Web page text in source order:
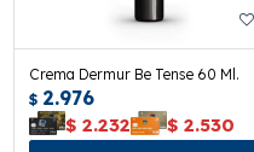
Crema Dermur Be Tense 60 Ml.
$ 2.976
$ 2.232 $ 2.530